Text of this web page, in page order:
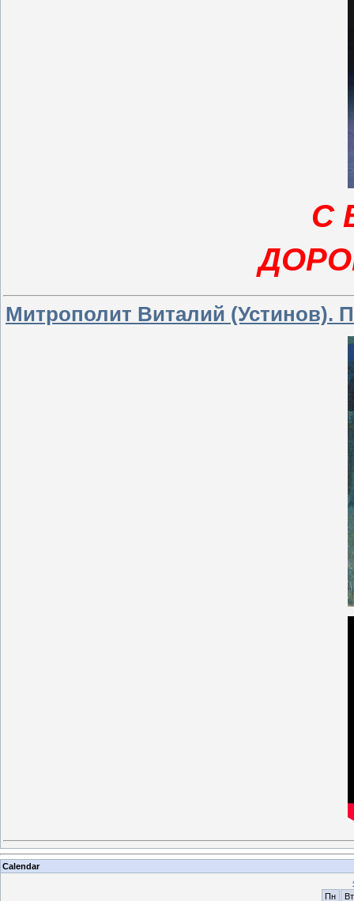
С
Митрополит Виталий (Устинов).
Calendar
Пн
Вт